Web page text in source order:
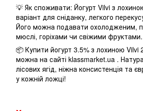
💡 Як споживати: Йогурт Vilvi з
варіант для сніданку, легкого
Його можна подавати охолодженим,
мюслі, горіхами чи свіжими фруктами.
📦 Купити йогурт 3.5% з лохиною Vilvi
можна на сайті klassmarket.ua .
лісових ягід, ніжна консистенція та
у кожній ложці!